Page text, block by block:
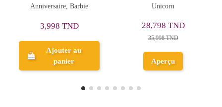
Unicorn
28,798 TND
Aperçu
Jungle
6,397 TND
7,997 TND
Aperçu